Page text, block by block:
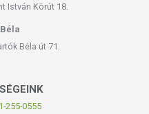
István Körút 18.
Béla út 71.
255-0555